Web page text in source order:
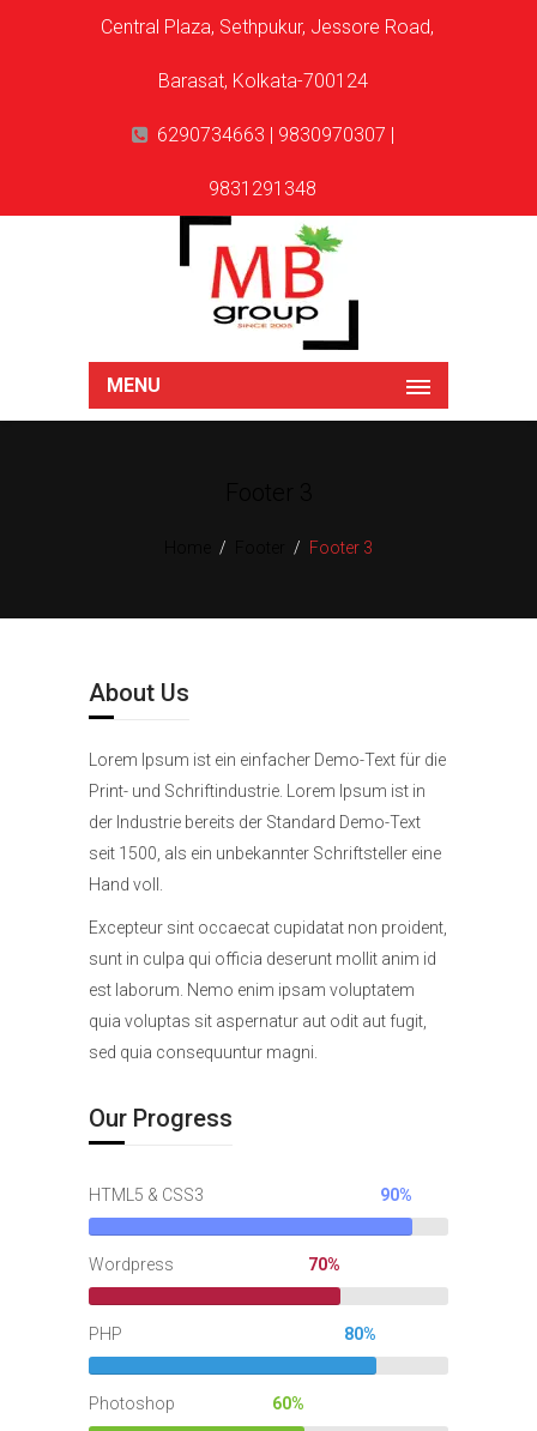
Central Plaza, Sethpukur, Jessore Road,
Barasat, Kolkata-700124
6290734663 | 9830970307 |
9831291348
MENU
/ / Footer 3
About Us
Lorem Ipsum ist ein einfacher Demo-Text für die
Print- und Schriftindustrie. Lorem Ipsum ist in
der Industrie bereits der Standard Demo-Text
seit 1500, als ein unbekannter Schriftsteller eine
Hand voll.
Excepteur sint occaecat cupidatat non proident,
sunt in culpa qui officia deserunt mollit anim id
est laborum. Nemo enim ipsam voluptatem
quia voluptas sit aspernatur aut odit aut fugit,
sed quia consequuntur magni.
Our Progress
HTML5 & CSS3 90%
Wordpress 70%
PHP 80%
Photoshop 60%